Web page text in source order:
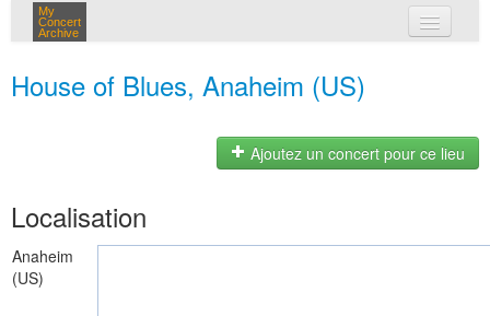
My
Concert
Archive
House of Blues, Anaheim (US)
Ajoutez un concert pour ce lieu
Localisation
Anaheim
(US)